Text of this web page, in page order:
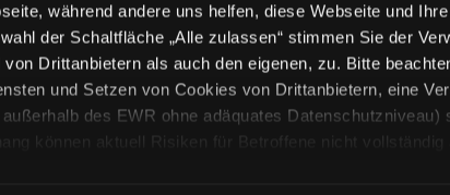
während andere uns helfen, diese Webseite und
der Schaltfläche „Alle zulassen“ stimmen Sie der
Drittanbietern als auch den eigenen, zu. Bitte
und Setzen von Cookies von Drittanbietern, eine
des EWR ohne adäquates Datenschutzniveau)
können aktuell Risiken für Betroffene nicht vollständig